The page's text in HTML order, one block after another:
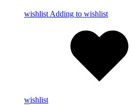
wishlist Adding to wishlist
wishlist